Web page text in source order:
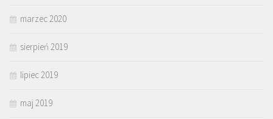
marzec 2020
sierpień 2019
lipiec 2019
maj 2019